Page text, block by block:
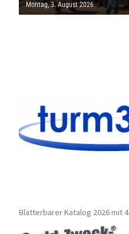
Montag, 3. August 2026
Blätterbarer Katalog 2026 mit